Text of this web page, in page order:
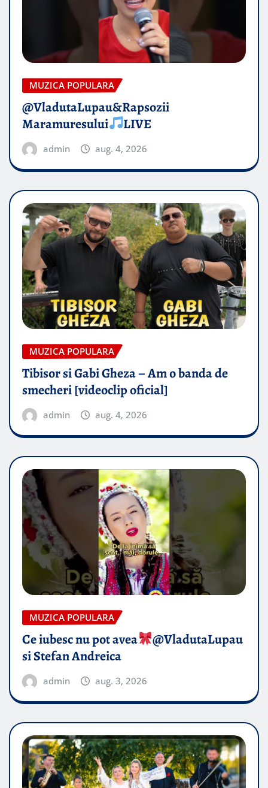
MUZICA POPULARA
@VladutaLupau&Rapsozii
Maramuresului
LIVE
admin aug. 4, 2026
MUZICA POPULARA
Tibisor si Gabi Gheza – Am o banda de
smecheri [videoclip oficial]
admin aug. 4, 2026
MUZICA POPULARA
Ce iubesc nu pot avea
​@VladutaLupau
si Stefan Andreica
admin aug. 3, 2026